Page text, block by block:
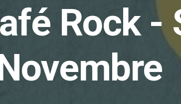
Rock -